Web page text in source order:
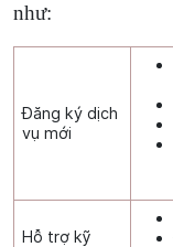
như:
Đăng ký dịch
vụ mới
Hỗ trợ kỹ